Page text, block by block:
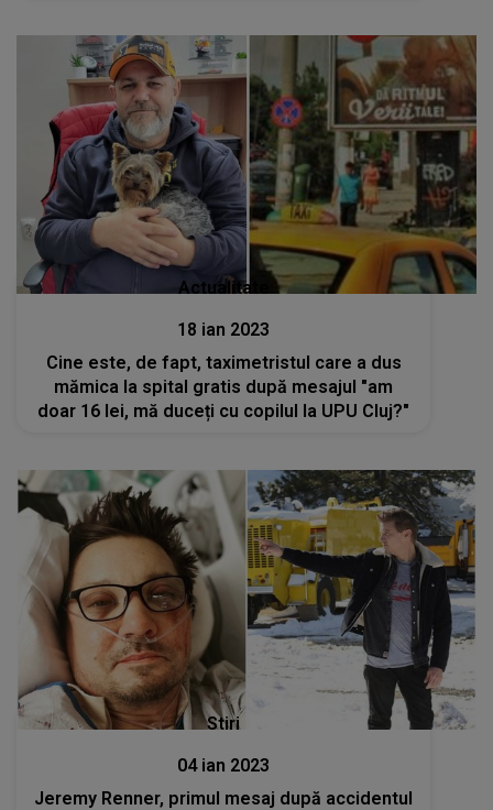
Actualitate
18 ian 2023
Cine este, de fapt, taximetristul care a dus
mămica la spital gratis după mesajul "am
doar 16 lei, mă duceți cu copilul la UPU Cluj?"
Stiri
04 ian 2023
Jeremy Renner, primul mesaj după accidentul